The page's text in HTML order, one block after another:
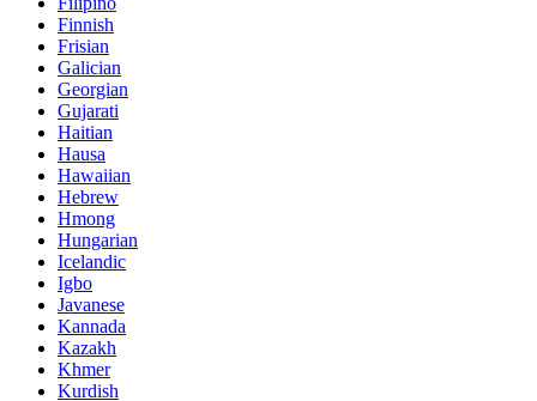
Finnish
Frisian
Galician
Georgian
Gujarati
Haitian
Hausa
Hawaiian
Hebrew
Hmong
Hungarian
Icelandic
Igbo
Javanese
Kannada
Kazakh
Khmer
Kurdish